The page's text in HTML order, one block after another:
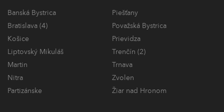
Banská Bystrica
Piešťany
Bratislava (4)
Považská Bystrica
Košice
Prievidza
Liptovský Mikuláš
Trenčín (2)
Martin
Trnava
Nitra
Zvolen
Partizánske
Žiar nad Hronom